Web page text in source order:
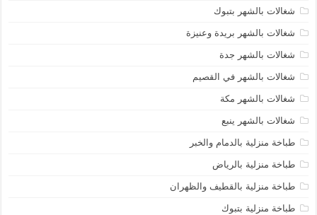
شغالات بالشهر بتبوك
شغالات بالشهر بريدة وعنيزة
شغالات بالشهر جدة
شغالات بالشهر في القصيم
شغالات بالشهر مكة
شغالات بالشهر ينبع
طباخة منزلية بالدمام والخبر
طباخة منزلية بالرياض
طباخة منزلية بالقطيف والظهران
طباخة منزلية بتبوك